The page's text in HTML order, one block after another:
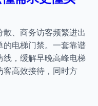
、商务访客频繁进出
的电梯门禁。一套靠谱
，缓解早晚高峰电梯
客高效接待，同时方